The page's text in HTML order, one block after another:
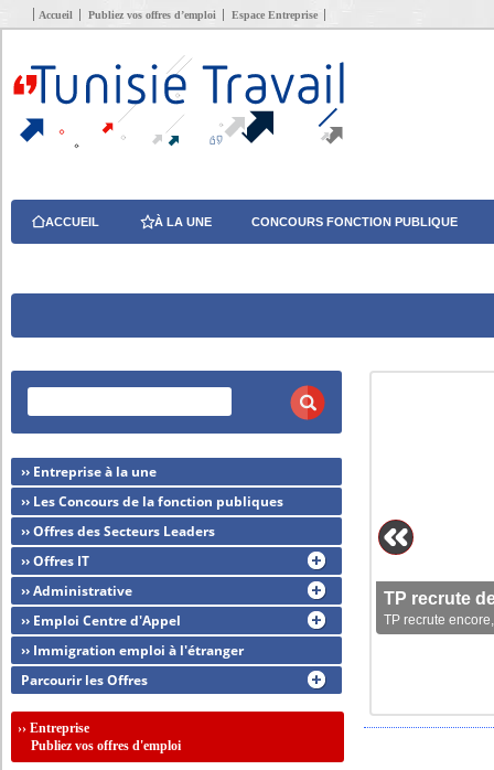
Accueil Publiez vos offres d’emploi Espace Entreprise
ACCUEIL À LA UNE CONCOURS FONCTION PUBLIQUE
TP recrute
TP recrute
›› Entreprise à la une
›› Les Concours de la fonction publiques
›› Offres des Secteurs Leaders
›› Offres IT
›› Administrative
›› Emploi Centre d'Appel
›› Immigration emploi à l'étranger
Parcourir les Offres
››Entreprise
Publiez vos offres d'emploi